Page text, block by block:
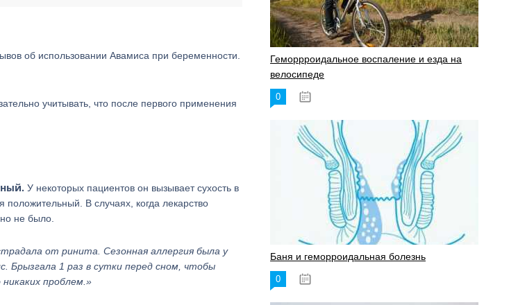
об использовании Авамиса при беременности.
учитывать, что после первого применения
У некоторых пациентов он вызывает сухость в
В случаях, когда лекарство
не было.
от ринита. Сезонная аллергия была у
Брызгала 1 раз в сутки перед сном, чтобы
проблем.»
Геморрроидальное воспаление и езда на
велосипеде
0
Баня и геморроидальная болезнь
0